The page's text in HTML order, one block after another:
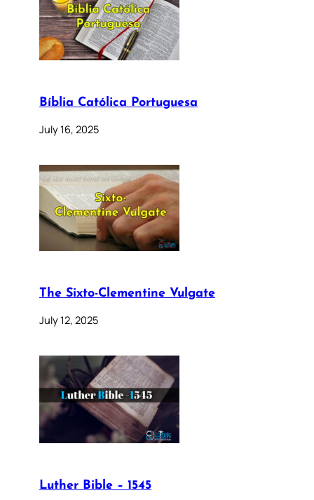
Bíblia Católica Portuguesa
July 16, 2025
The Sixto-Clementine Vulgate
July 12, 2025
Luther Bible – 1545